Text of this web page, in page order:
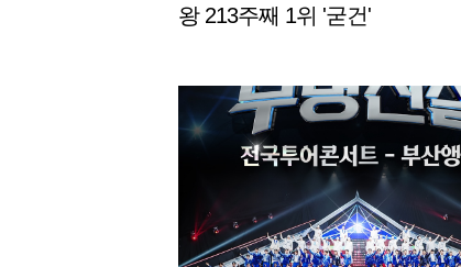
왕 213주째 1위 '굳건'